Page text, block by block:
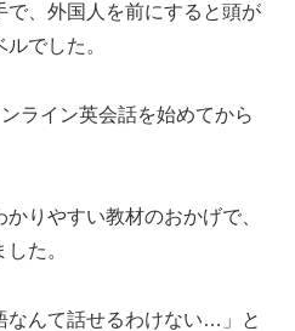
、外国人を前にすると頭が
でした。
ライン英会話を始めてから
りやすい教材のおかげで、
た。
なんて話せるわけない…」と